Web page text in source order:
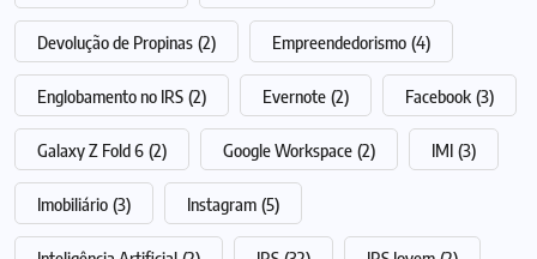
Devolução de Propinas (2) Empreendedorismo (4)
Englobamento no IRS (2) Evernote (2) Facebook (3)
Galaxy Z Fold 6 (2) Google Workspace (2) IMI (3)
Imobiliário (3) Instagram (5)